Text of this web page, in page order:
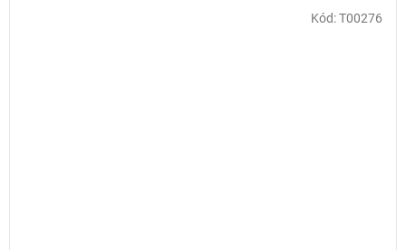
Kód:T00276